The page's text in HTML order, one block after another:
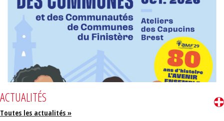
ACTUALITÉS
Toutes les actualités »